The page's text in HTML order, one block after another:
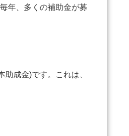
年、多くの補助金が募
成金)です。これは、